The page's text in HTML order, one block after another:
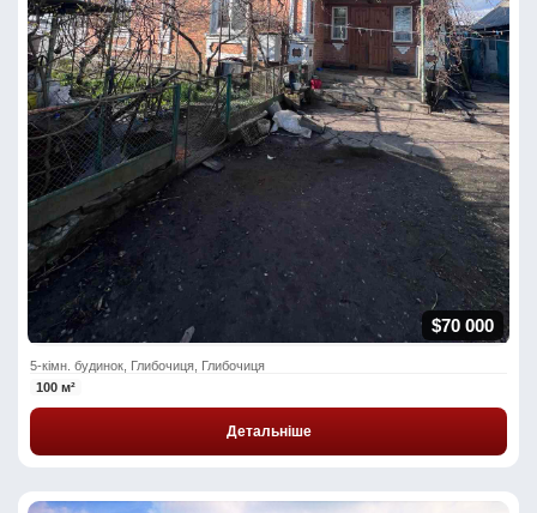
$70 000
5-кімн. будинок, Глибочиця, Глибочиця
100 м²
Детальніше